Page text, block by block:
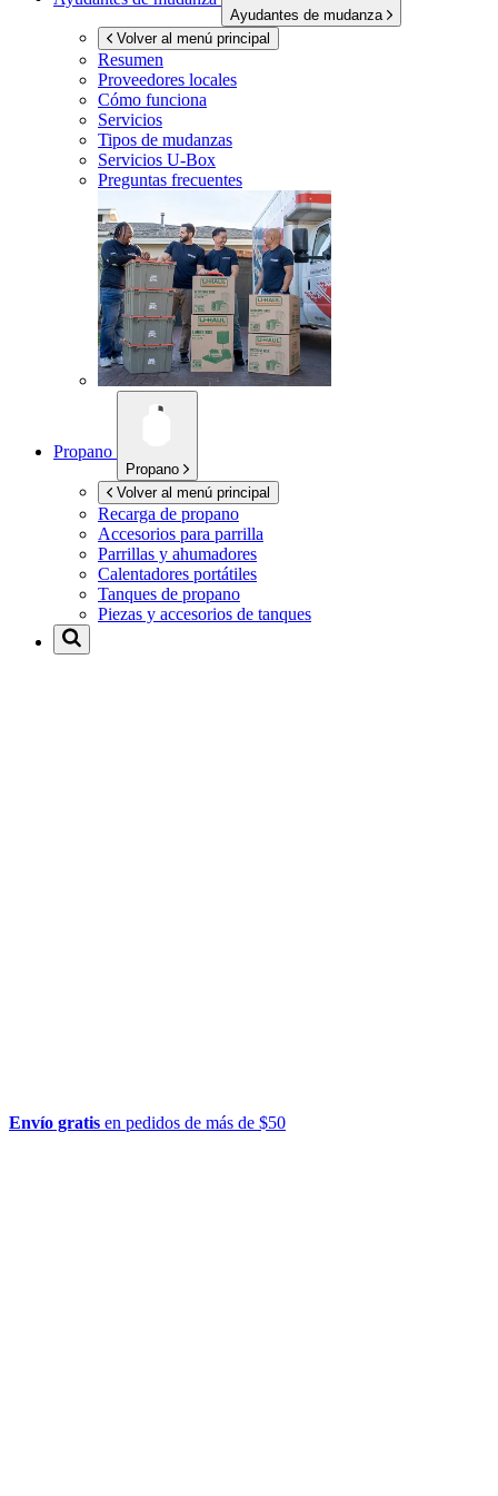
Ayudantes de mudanza
Volver al menú principal
Resumen
Proveedores locales
Cómo funciona
Servicios
Tipos de mudanzas
Servicios U-Box
Preguntas frecuentes
Propano
Propano
Volver al menú principal
Recarga de propano
Accesorios para parrilla
Parrillas y ahumadores
Calentadores portátiles
Tanques de propano
Piezas y accesorios de tanques
Envío gratis en pedidos de más de $50